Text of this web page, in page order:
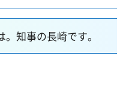
知事の長崎です。